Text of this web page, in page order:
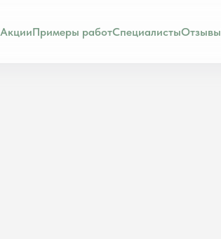
АкцииПримеры работСпециалистыОтзывы